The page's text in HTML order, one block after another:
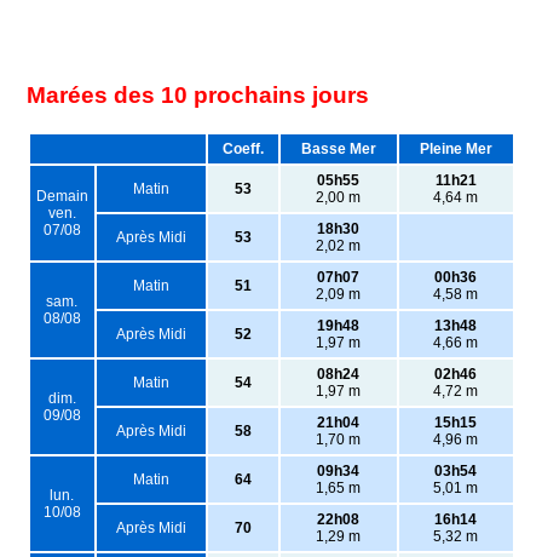
Marées des 10 prochains jours
Coeff. Basse Mer Pleine Mer
Demain
ven.
07/08
Matin 53
05h55
2,00 m
11h21
4,64 m
Après Midi 53
18h30
2,02 m
sam.
08/08
Matin 51
07h07
2,09 m
00h36
4,58 m
Après Midi 52
19h48
1,97 m
13h48
4,66 m
dim.
09/08
Matin 54
08h24
1,97 m
02h46
4,72 m
Après Midi 58
21h04
1,70 m
15h15
4,96 m
lun.
10/08
Matin 64
09h34
1,65 m
03h54
5,01 m
Après Midi 70
22h08
1,29 m
16h14
5,32 m